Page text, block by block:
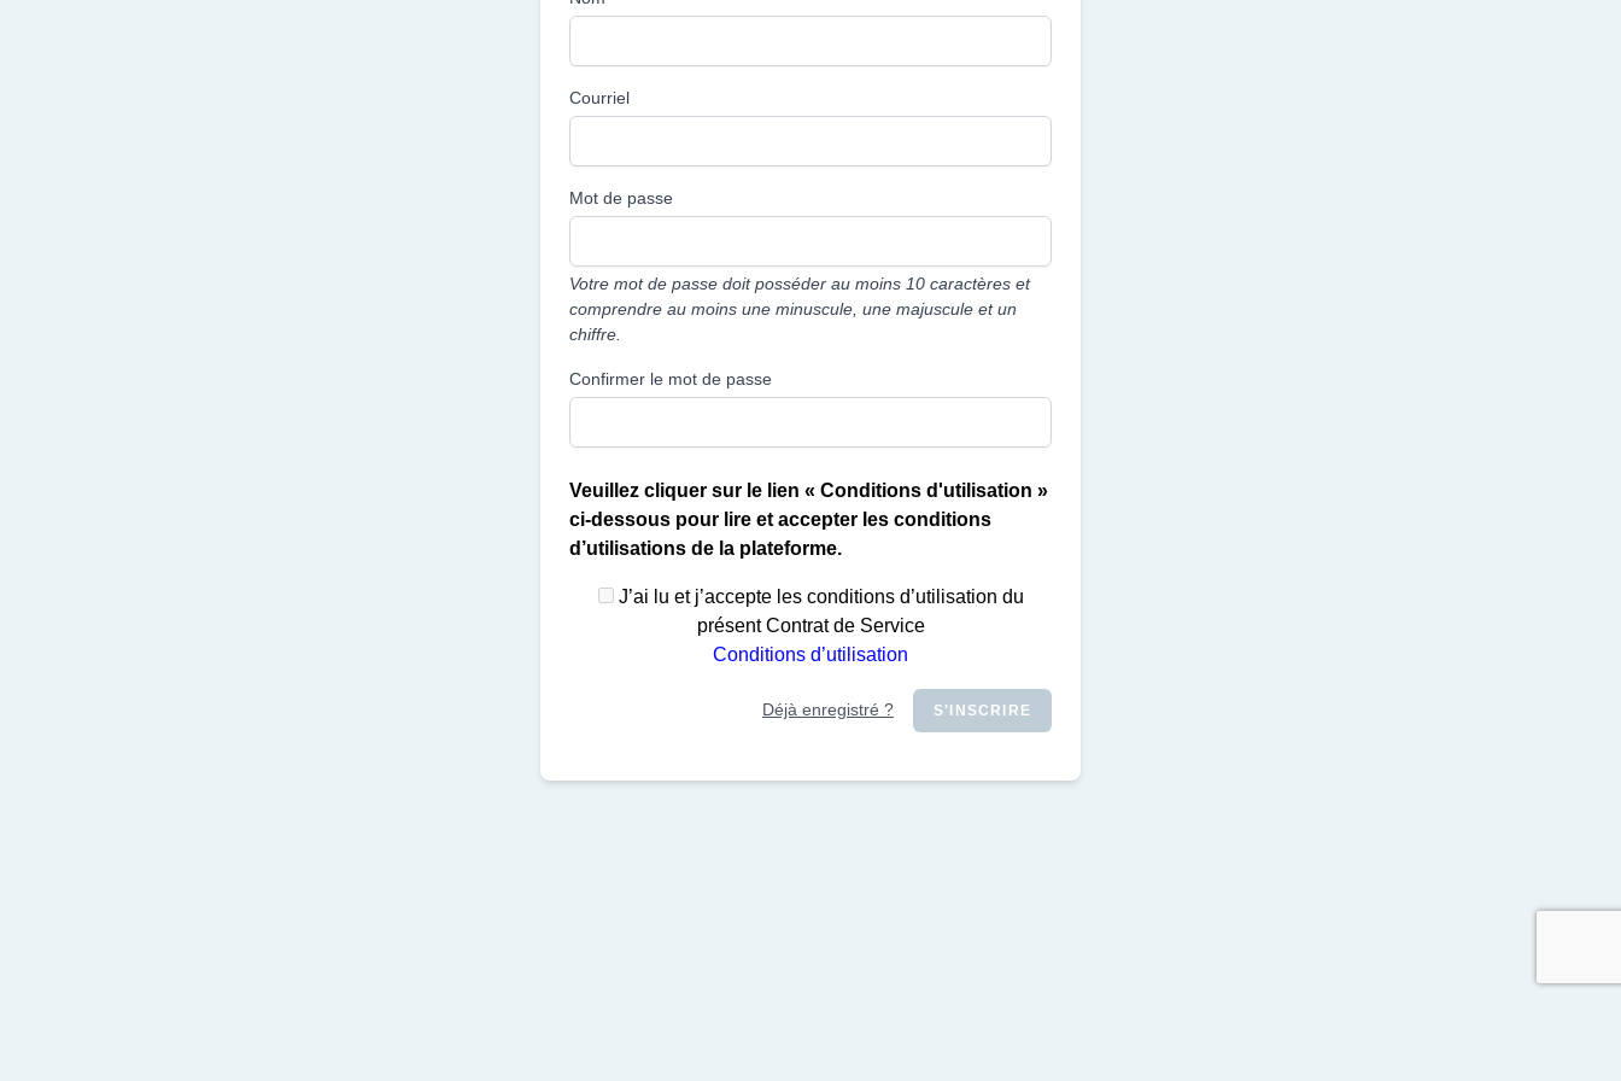
Courriel
Mot de passe
Votre mot de passe doit posséder au moins 10 caractères et
comprendre au moins une minuscule, une majuscule et un
chiffre.
Confirmer le mot de passe
Veuillez cliquer sur le lien « Conditions d'utilisation »
ci-dessous pour lire et accepter les conditions
d’utilisations de la plateforme.
J’ai lu et j’accepte les conditions d’utilisation du
présent Contrat de Service
Conditions d’utilisation
Déjà enregistré ? S'INSCRIRE